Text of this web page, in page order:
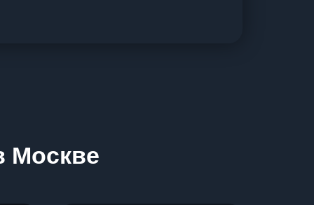
Москве